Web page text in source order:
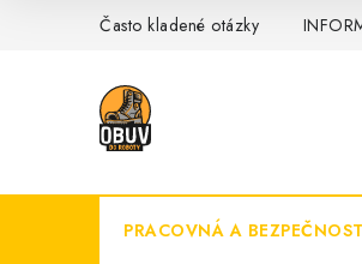
Často kladené otázky
PRACOVNÁ A